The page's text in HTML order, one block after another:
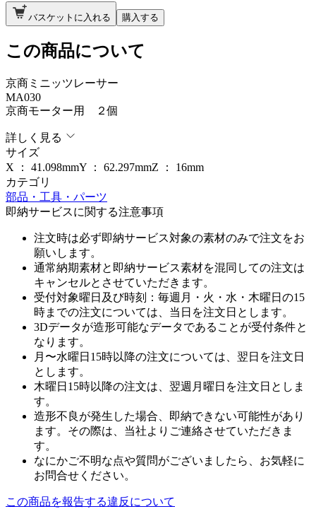
バスケットに入れる 購入する
この商品について
京商ミニッツレーサー
MA030
京商モーター用 ２個
詳しく見る
サイズ
X ： 41.098mmY ： 62.297mmZ ： 16mm
カテゴリ
部品・工具・パーツ
即納サービスに関する注意事項
注文時は必ず即納サービス対象の素材のみで注文をお
願いします。
通常納期素材と即納サービス素材を混同しての注文は
キャンセルとさせていただきます。
受付対象曜日及び時刻：毎週月・火・水・木曜日の15
時までの注文については、当日を注文日とします。
3Dデータが造形可能なデータであることが受付条件と
なります。
月〜水曜日15時以降の注文については、翌日を注文日
とします。
木曜日15時以降の注文は、翌週月曜日を注文日としま
す。
造形不良が発生した場合、即納できない可能性があり
ます。その際は、当社よりご連絡させていただきま
す。
なにかご不明な点や質問がございましたら、お気軽に
お問合せください。
この商品を報告する違反について